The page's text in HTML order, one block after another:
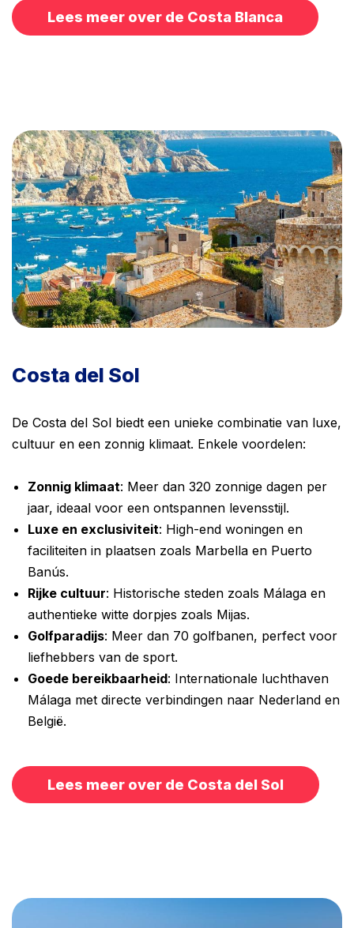
Lees meer over de Costa Blanca
Costa del Sol
De Costa del Sol biedt een unieke combinatie van luxe,
cultuur en een zonnig klimaat. Enkele voordelen:
Zonnig klimaat: Meer dan 320 zonnige dagen per
jaar, ideaal voor een ontspannen levensstijl.
Luxe en exclusiviteit: High-end woningen en
faciliteiten in plaatsen zoals Marbella en Puerto
Banús.
Rijke cultuur: Historische steden zoals Málaga en
authentieke witte dorpjes zoals Mijas.
Golfparadijs: Meer dan 70 golfbanen, perfect voor
liefhebbers van de sport.
Goede bereikbaarheid: Internationale luchthaven
Málaga met directe verbindingen naar Nederland en
België.
Lees meer over de Costa del Sol